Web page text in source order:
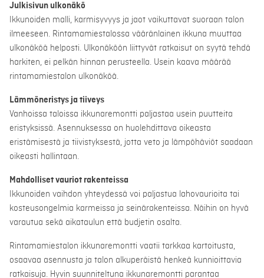
Julkisivun ulkonäkö
Ikkunoiden malli, karmisyvyys ja jaot vaikuttavat suoraan talon
ilmeeseen. Rintamamiestalossa vääränlainen ikkuna muuttaa
ulkonäköä helposti. Ulkonäköön liittyvät ratkaisut on syytä tehdä
harkiten, ei pelkän hinnan perusteella. Usein kaava määrää
rintamamiestalon ulkonäköä.
Lämmöneristys ja tiiveys
Vanhoissa taloissa ikkunaremontti paljastaa usein puutteita
eristyksissä. Asennuksessa on huolehdittava oikeasta
eristämisestä ja tiivistyksestä, jotta veto ja lämpöhäviöt saadaan
oikeasti hallintaan.
Mahdolliset vauriot rakenteissa
Ikkunoiden vaihdon yhteydessä voi paljastua lahovaurioita tai
kosteusongelmia karmeissa ja seinärakenteissa. Näihin on hyvä
varautua sekä aikataulun että budjetin osalta.
Rintamamiestalon ikkunaremontti vaatii tarkkaa kartoitusta,
osaavaa asennusta ja talon alkuperäistä henkeä kunnioittavia
ratkaisuja. Hyvin suunniteltuna ikkunaremontti parantaa